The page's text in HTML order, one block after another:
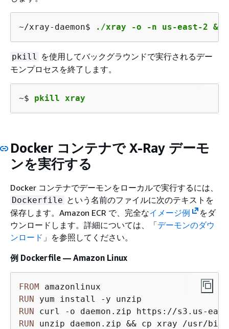
~/xray-daemon$ ./xray -o -n us-east-2 &
pkill
を使用してバックグラウンドで実行されるデー
モンプロセスを終了します。
~$ pkill xray
Docker コンテナで X-Ray デーモ
ンを実行する
Docker コンテナでデーモンをローカルで実行するには、
Dockerfile という名前のファイルに次のテキストを
保存します。Amazon ECR で、完全なイメージ例
をダ
ウンロードします。詳細については、「デーモンのダウ
ンロード 」を参照してください。
例 Dockerfile — Amazon Linux
FROM
RUN yum install -y unzip
RUN curl -o daemon.zip https://s3.us-east-
RUN unzip daemon.zip && cp xray /usr/